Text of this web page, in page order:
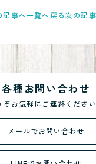
記事へ一覧へ戻る次の記
各種お問い合わせ
ぞお気軽にご連絡ください
メールでお問い合わせ